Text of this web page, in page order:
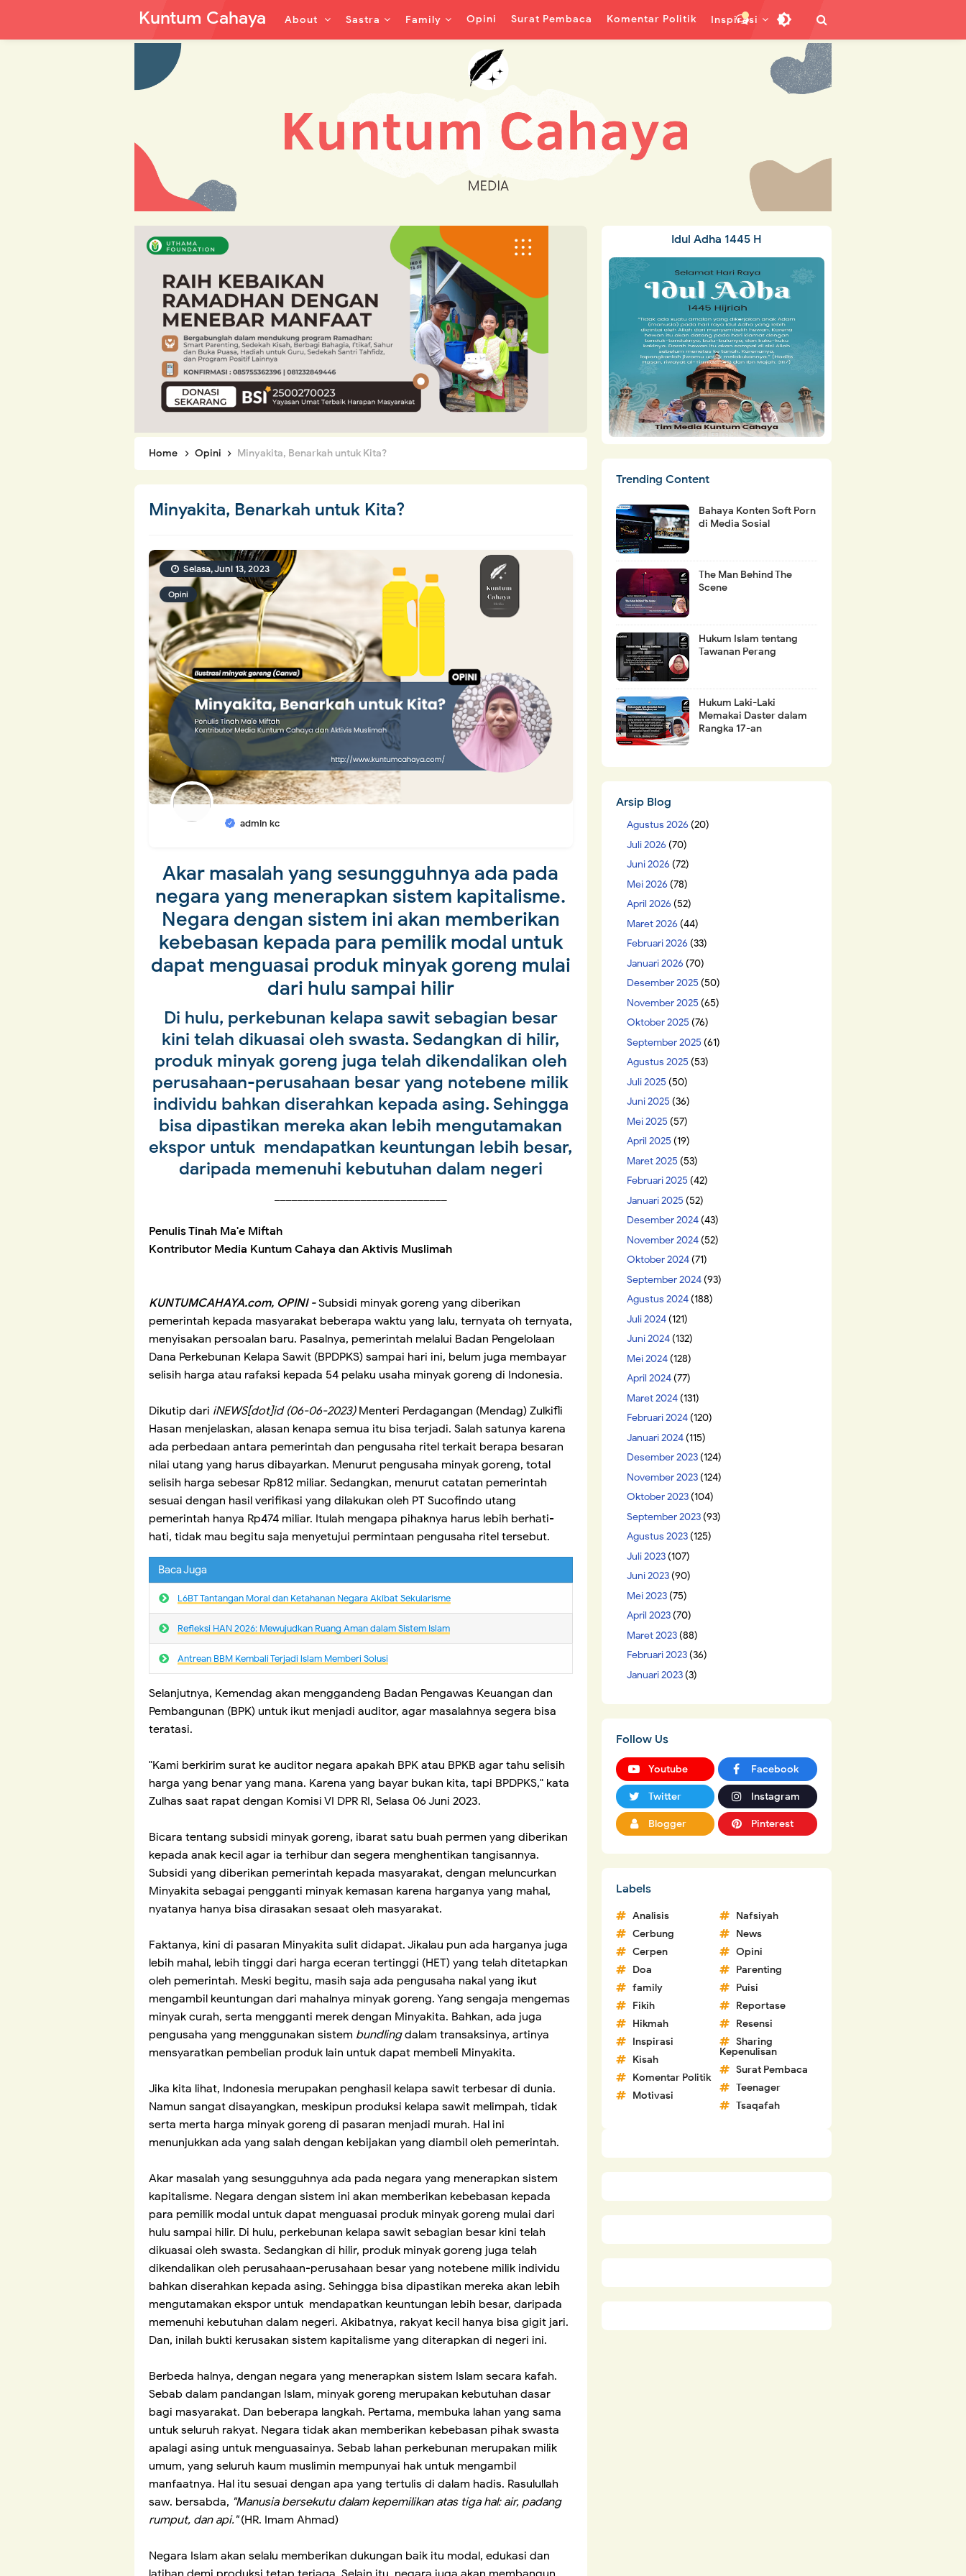
Kuntum Cahaya About Sastra Family Opini Surat Pembaca Komentar Politik Inspirasi
Home Opini Minyakita, Benarkah untuk Kita?
Minyakita, Benarkah untuk Kita?
Opini
admin kc
Selasa, Juni 13, 2023
Akar masalah yang sesungguhnya ada pada
negara yang menerapkan sistem kapitalisme.
Negara dengan sistem ini akan memberikan
kebebasan kepada para pemilik modal untuk
dapat menguasai produk minyak goreng mulai
dari hulu sampai hilir
Di hulu, perkebunan kelapa sawit sebagian besar
kini telah dikuasai oleh swasta. Sedangkan di hilir,
produk minyak goreng juga telah dikendalikan oleh
perusahaan-perusahaan besar yang notebene milik
individu bahkan diserahkan kepada asing. Sehingga
bisa dipastikan mereka akan lebih mengutamakan
ekspor untuk mendapatkan keuntungan lebih besar,
daripada memenuhi kebutuhan dalam negeri
Penulis Tinah Ma'e Miftah
Kontributor Media Kuntum Cahaya dan Aktivis Muslimah
KUNTUMCAHAYA.com, OPINI -Subsidi minyak goreng yang diberikan
pemerintah kepada masyarakat beberapa waktu yang lalu, ternyata oh ternyata,
menyisakan persoalan baru. Pasalnya, pemerintah melalui Badan Pengelolaan
Dana Perkebunan Kelapa Sawit (BPDPKS) sampai hari ini, belum juga membayar
selisih harga atau rafaksi kepada 54 pelaku usaha minyak goreng di Indonesia.
Dikutip dari iNEWS[dot]id (06-06-2023)Menteri Perdagangan (Mendag) Zulkifli
Hasan menjelaskan, alasan kenapa semua itu bisa terjadi. Salah satunya karena
ada perbedaan antara pemerintah dan pengusaha ritel terkait berapa besaran
nilai utang yang harus dibayarkan. Menurut pengusaha minyak goreng, total
selisih harga sebesar Rp812 miliar. Sedangkan, menurut catatan pemerintah
sesuai dengan hasil verifikasi yang dilakukan oleh PT Sucofindo utang
pemerintah hanya Rp474 miliar. Itulah mengapa pihaknya harus lebih berhati-
hati, tidak mau begitu saja menyetujui permintaan pengusaha ritel tersebut.
Baca Juga
L6BT Tantangan Moral dan Ketahanan Negara Akibat Sekularisme
Refleksi HAN 2026: Mewujudkan Ruang Aman dalam Sistem Islam
Antrean BBM Kembali Terjadi lslam Memberi Solusi
Selanjutnya, Kemendag akan menggandeng Badan Pengawas Keuangan dan
Pembangunan (BPK) untuk ikut menjadi auditor, agar masalahnya segera bisa
teratasi.
"Kami berkirim surat ke auditor negara apakah BPK atau BPKB agar tahu selisih
harga yang benar yang mana. Karena yang bayar bukan kita, tapi BPDPKS," kata
Zulhas saat rapat dengan Komisi VI DPR RI, Selasa 06 Juni 2023.
Bicara tentang subsidi minyak goreng, ibarat satu buah permen yang diberikan
kepada anak kecil agar ia terhibur dan segera menghentikan tangisannya.
Subsidi yang diberikan pemerintah kepada masyarakat, dengan meluncurkan
Minyakita sebagai pengganti minyak kemasan karena harganya yang mahal,
nyatanya hanya bisa dirasakan sesaat oleh masyarakat.
Faktanya, kini di pasaran Minyakita sulit didapat. Jikalau pun ada harganya juga
lebih mahal, lebih tinggi dari harga eceran tertinggi (HET) yang telah ditetapkan
oleh pemerintah. Meski begitu, masih saja ada pengusaha nakal yang ikut
mengambil keuntungan dari mahalnya minyak goreng. Yang sengaja mengemas
minyak curah, serta mengganti merek dengan Minyakita. Bahkan, ada juga
pengusaha yang menggunakan sistem bundlingdalam transaksinya, artinya
mensyaratkan pembelian produk lain untuk dapat membeli Minyakita.
Jika kita lihat, Indonesia merupakan penghasil kelapa sawit terbesar di dunia.
Namun sangat disayangkan, meskipun produksi kelapa sawit melimpah, tidak
serta merta harga minyak goreng di pasaran menjadi murah. Hal ini
menunjukkan ada yang salah dengan kebijakan yang diambil oleh pemerintah.
Akar masalah yang sesungguhnya ada pada negara yang menerapkan sistem
kapitalisme. Negara dengan sistem ini akan memberikan kebebasan kepada
para pemilik modal untuk dapat menguasai produk minyak goreng mulai dari
hulu sampai hilir. Di hulu, perkebunan kelapa sawit sebagian besar kini telah
dikuasai oleh swasta. Sedangkan di hilir, produk minyak goreng juga telah
dikendalikan oleh perusahaan-perusahaan besar yang notebene milik individu
bahkan diserahkan kepada asing. Sehingga bisa dipastikan mereka akan lebih
mengutamakan ekspor untuk mendapatkan keuntungan lebih besar, daripada
memenuhi kebutuhan dalam negeri. Akibatnya, rakyat kecil hanya bisa gigit jari.
Dan, inilah bukti kerusakan sistem kapitalisme yang diterapkan di negeri ini.
Berbeda halnya, dengan negara yang menerapkan sistem Islam secara kafah.
Sebab dalam pandangan Islam, minyak goreng merupakan kebutuhan dasar
bagi masyarakat. Dan beberapa langkah. Pertama, membuka lahan yang sama
untuk seluruh rakyat. Negara tidak akan memberikan kebebasan pihak swasta
apalagi asing untuk menguasainya. Sebab lahan perkebunan merupakan milik
umum, yang seluruh kaum muslimin mempunyai hak untuk mengambil
manfaatnya. Hal itu sesuai dengan apa yang tertulis di dalam hadis. Rasulullah
saw. bersabda, "Manusia bersekutu dalam kepemilikan atas tiga hal: air, padang
rumput, dan api."(HR. Imam Ahmad)
Negara Islam akan selalu memberikan dukungan baik itu modal, edukasi dan
Idul Adha 1445 H
Trending Content
Bahaya Konten Soft Porn
di Media Sosial
The Man Behind The
Scene
Hukum Islam tentang
Tawanan Perang
Hukum Laki-Laki
Memakai Daster dalam
Rangka 17-an
Arsip Blog
Agustus 2026 (20)
Juli 2026 (70)
Juni 2026 (72)
Mei 2026 (78)
April 2026 (52)
Maret 2026 (44)
Februari 2026 (33)
Januari 2026 (70)
Desember 2025 (50)
November 2025 (65)
Oktober 2025 (76)
September 2025 (61)
Agustus 2025 (53)
Juli 2025 (50)
Juni 2025 (36)
Mei 2025 (57)
April 2025 (19)
Maret 2025 (53)
Februari 2025 (42)
Januari 2025 (52)
Desember 2024(43)
November 2024(52)
Oktober 2024(71)
September 2024(93)
Agustus 2024(188)
Juli 2024(121)
Juni 2024(132)
Mei 2024(128)
April 2024(77)
Maret 2024(131)
Februari 2024(120)
Januari 2024(115)
Desember 2023(124)
November 2023(124)
Oktober 2023(104)
September 2023(93)
Agustus 2023(125)
Juli 2023(107)
Juni 2023(90)
Mei 2023(75)
April 2023(70)
Maret 2023(88)
Februari 2023(36)
Januari 2023(3)
Follow Us
Youtube Facebook
Twitter Instagram
Blogger Pinterest
Labels
Analisis
Cerbung
Cerpen
Doa
family
Fikih
Hikmah
Inspirasi
Kisah
Komentar Politik
Motivasi
Nafsiyah
News
Opini
Parenting
Puisi
Reportase
Resensi
Sharing
Kepenulisan
Surat Pembaca
Teenager
Tsaqafah